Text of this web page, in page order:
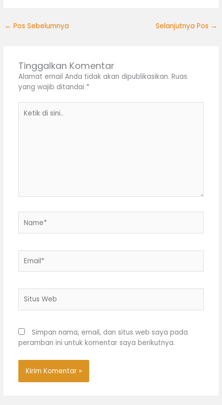
← Pos Sebelumnya Selanjutnya Pos →
Tinggalkan Komentar
Alamat email Anda tidak akan dipublikasikan. Ruas
yang wajib ditandai *
Web
Simpan nama, email, dan situs web saya pada
peramban ini untuk komentar saya berikutnya.